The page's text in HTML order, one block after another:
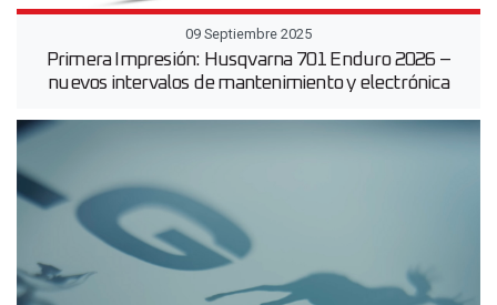
09 Septiembre 2025
Primera Impresión: Husqvarna 701 Enduro 2026 –
nuevos intervalos de mantenimiento y electrónica